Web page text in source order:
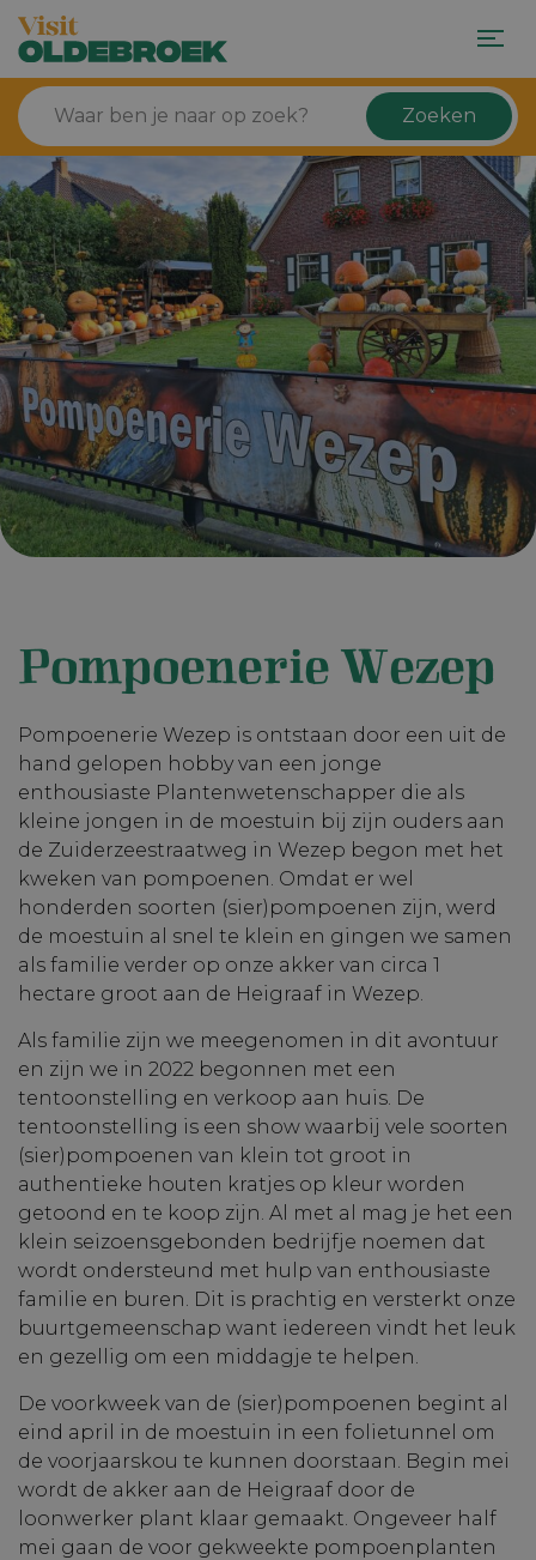
Zoeken
Pompoenerie Wezep
Pompoenerie Wezep is ontstaan door een uit de
hand gelopen hobby van een jonge
enthousiaste Plantenwetenschapper die als
kleine jongen in de moestuin bij zijn ouders aan
de Zuiderzeestraatweg in Wezep begon met het
kweken van pompoenen. Omdat er wel
honderden soorten (sier)pompoenen zijn, werd
de moestuin al snel te klein en gingen we samen
als familie verder op onze akker van circa 1
hectare groot aan de Heigraaf in Wezep.
Als familie zijn we meegenomen in dit avontuur
en zijn we in 2022 begonnen met een
tentoonstelling en verkoop aan huis. De
tentoonstelling is een show waarbij vele soorten
(sier)pompoenen van klein tot groot in
authentieke houten kratjes op kleur worden
getoond en te koop zijn. Al met al mag je het een
klein seizoensgebonden bedrijfje noemen dat
wordt ondersteund met hulp van enthousiaste
familie en buren. Dit is prachtig en versterkt onze
buurtgemeenschap want iedereen vindt het leuk
en gezellig om een middagje te helpen.
De voorkweek van de (sier)pompoenen begint al
eind april in de moestuin in een folietunnel om
de voorjaarskou te kunnen doorstaan. Begin mei
wordt de akker aan de Heigraaf door de
loonwerker plant klaar gemaakt. Ongeveer half
mei gaan de voor gekweekte pompoenplanten